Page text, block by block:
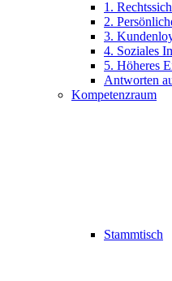
1.
2.
3.
4. Soziales
5. Höheres
Antworten
Kompetenzraum
Stammtisch